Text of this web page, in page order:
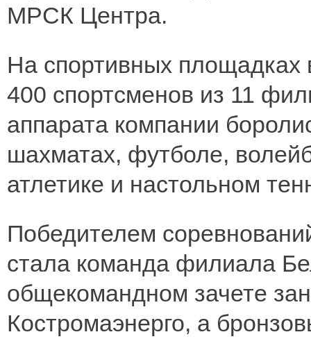
МРСК Центра.
На спортивных площадках
400 спортсменов из 11
аппарата компании
шахматах, футболе,
атлетике и настольном
Победителем
стала команда филиала
общекомандном зачете
Костромаэнерго, а